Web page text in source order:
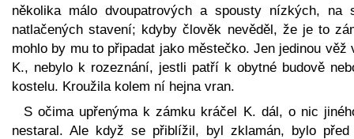
několika málo dvoupatrových a spousty nízkých, na
natlačených stavení; kdyby člověk nevěděl, že je to
mohlo by mu to připadat jako městečko. Jen jedinou věž
K., nebylo k rozeznání, jestli patří k obytné budově
kostelu. Kroužila kolem ní hejna vran.
S očima upřenýma k zámku kráčel K. dál, o nic
nestaral. Ale když se přiblížil, byl zklamán, bylo před